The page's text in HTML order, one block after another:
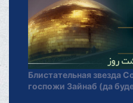
Блистательная звезда
госпожи Зайнаб (да